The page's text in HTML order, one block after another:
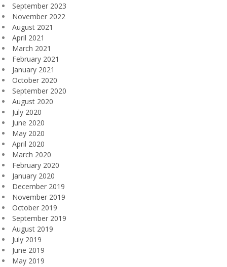
September 2023
November 2022
August 2021
April 2021
March 2021
February 2021
January 2021
October 2020
September 2020
August 2020
July 2020
June 2020
May 2020
April 2020
March 2020
February 2020
January 2020
December 2019
November 2019
October 2019
September 2019
August 2019
July 2019
June 2019
May 2019